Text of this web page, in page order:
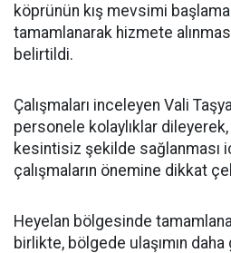
köprünün kış mevsimi
tamamlanarak hizmete
belirtildi.
Çalışmaları inceleyen Vali
personele kolaylıklar dileyerek,
kesintisiz şekilde sağlanması
çalışmaların önemine dikkat
Heyelan bölgesinde
birlikte, bölgede ulaşımın